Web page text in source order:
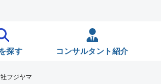
探す コンサルタント紹介
フジヤマ